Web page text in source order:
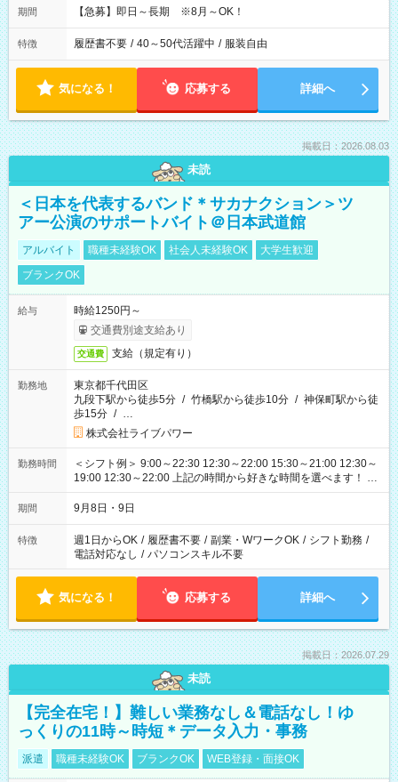
期間 【急募】即日～長期 ※8月～OK！
特徴 履歴書不要 / 40～50代活躍中 / 服装自由
気になる！ 応募する 詳細へ
掲載日：2026.08.03
未読
＜日本を代表するバンド＊サカナクション＞ツ
アー公演のサポートバイト＠日本武道館
アルバイト 職種未経験OK 社会人未経験OK
大学生歓迎
ブランクOK
給与
時給1250円～
交通費別途支給あり
交通費 支給（規定有り）
勤務地
東京都千代田区
九段下駅から徒歩5分 / 竹橋駅から徒歩10分 / 神保町駅から徒
歩15分 / …
株式会社ライブパワー
勤務時間
＜シフト例＞ 9:00～22:30 12:30～22:00 15:30～21:00 12:30～
19:00 12:30～22:00 上記の時間から好きな時間を選べます！ ※
時間は変更となる可能性があります
期間 9月8日・9日
特徴 週1日からOK / 履歴書不要 / 副業・WワークOK / シフト勤務 /
電話対応なし / パソコンスキル不要
気になる！ 応募する 詳細へ
掲載日：2026.07.29
未読
【完全在宅！】難しい業務なし＆電話なし！ゆ
っくりの11時～時短＊データ入力・事務
派遣 職種未経験OK ブランクOK WEB登録・面接OK